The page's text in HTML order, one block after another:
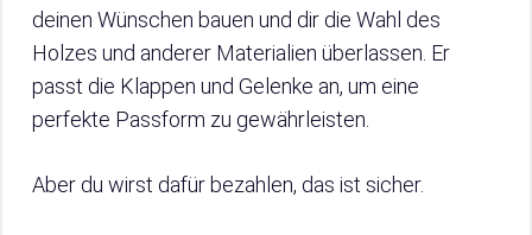
deinen Wünschen bauen und dir die Wahl des
Holzes und anderer Materialien überlassen. Er
passt die Klappen und Gelenke an, um eine
perfekte Passform zu gewährleisten.
Aber du wirst dafür bezahlen, das ist sicher.